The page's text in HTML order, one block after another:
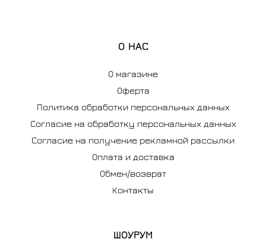
О НАС
О магазине
Оферта
Политика обработки персональных данных
Согласие на обработку персональных данных
Согласие на получение рекламной рассылки
Оплата и доставка
Обмен/возврат
Контакты
ШОУРУМ